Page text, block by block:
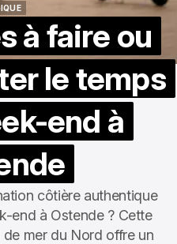
à faire ou
le temps
end à
côtière authentique
end à Ostende ? Cette
mer du Nord offre un